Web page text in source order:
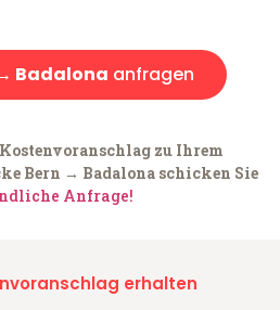
Badalona anfragen
zu Ihrem
Bern → Badalona schicken Sie
Anfrage!
erhalten